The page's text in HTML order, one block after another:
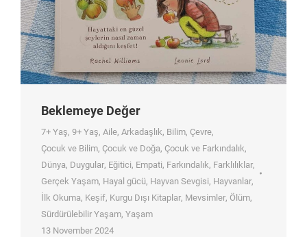
Beklemeye Değer
7+ Yaş, 9+ Yaş, Aile, Arkadaşlık, Bilim, Çevre,
Çocuk ve Bilim, Çocuk ve Doğa, Çocuk ve Farkındalık,
Dünya, Duygular, Eğitici, Empati, Farkındalık, Farklılıklar,
Gerçek Yaşam, Hayal gücü, Hayvan Sevgisi, Hayvanlar,
İlk Okuma, Keşif, Kurgu Dışı Kitaplar, Mevsimler, Ölüm,
Sürdürülebilir Yaşam, Yaşam
13 November 2024